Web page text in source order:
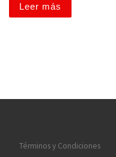
Leer más
Términos y Condiciones